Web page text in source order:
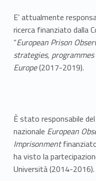
E’ attualmente
ricerca finanziato dalla
“European Prison
strategies,
Europe(2017-2019).
È stato responsabile
nazionale European
Imprisonment
ha visto la
Università (2014-2016).